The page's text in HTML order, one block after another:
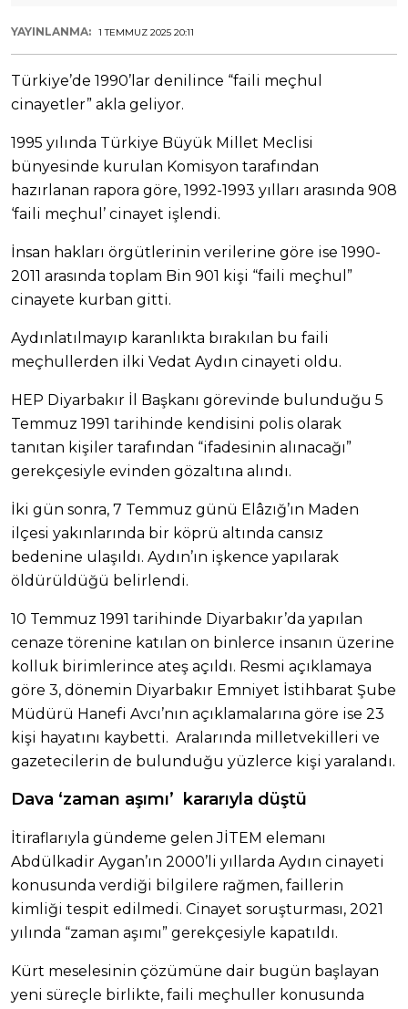
YAYINLANMA: 1 TEMMUZ 2025 20:11
Türkiye’de 1990’lar denilince “faili meçhul
cinayetler” akla geliyor.
1995 yılında Türkiye Büyük Millet Meclisi
bünyesinde kurulan Komisyon tarafından
hazırlanan rapora göre, 1992-1993 yılları arasında 908
‘faili meçhul’ cinayet işlendi.
İnsan hakları örgütlerinin verilerine göre ise 1990-
2011 arasında toplam Bin 901 kişi “faili meçhul”
cinayete kurban gitti.
Aydınlatılmayıp karanlıkta bırakılan bu faili
meçhullerden ilki Vedat Aydın cinayeti oldu.
HEP Diyarbakır İl Başkanı görevinde bulunduğu 5
Temmuz 1991 tarihinde kendisini polis olarak
tanıtan kişiler tarafından “ifadesinin alınacağı”
gerekçesiyle evinden gözaltına alındı.
İki gün sonra, 7 Temmuz günü Elâzığ’ın Maden
ilçesi yakınlarında bir köprü altında cansız
bedenine ulaşıldı. Aydın’ın işkence yapılarak
öldürüldüğü belirlendi.
10 Temmuz 1991 tarihinde Diyarbakır’da yapılan
cenaze törenine katılan on binlerce insanın üzerine
kolluk birimlerince ateş açıldı. Resmi açıklamaya
göre 3, dönemin Diyarbakır Emniyet İstihbarat Şube
Müdürü Hanefi Avcı’nın açıklamalarına göre ise 23
kişi hayatını kaybetti. Aralarında milletvekilleri ve
gazetecilerin de bulunduğu yüzlerce kişi yaralandı.
Dava ‘zaman aşımı’ kararıyla düştü
İtiraflarıyla gündeme gelen JİTEM elemanı
Abdülkadir Aygan’ın 2000’li yıllarda Aydın cinayeti
konusunda verdiği bilgilere rağmen, faillerin
kimliği tespit edilmedi. Cinayet soruşturması, 2021
yılında “zaman aşımı” gerekçesiyle kapatıldı.
Kürt meselesinin çözümüne dair bugün başlayan
yeni süreçle birlikte, faili meçhuller konusunda